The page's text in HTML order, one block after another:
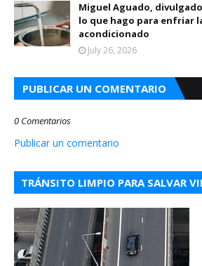
Miguel Aguado,
lo que hago para enfriar
acondicionado
July 26, 2026
PUBLICAR UN COMENTARIO
0 Comentarios
Publicar un comentario
TRÁNSITO LIMPIO PARA SALVAR